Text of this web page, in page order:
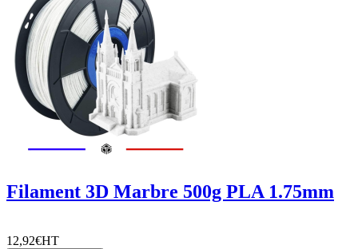
Filament 3D Marbre 500g PLA 1.75mm
12,92€HT